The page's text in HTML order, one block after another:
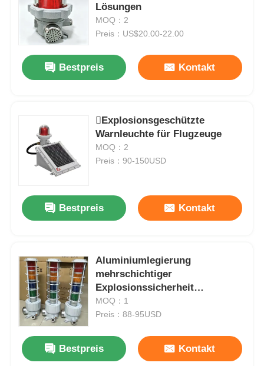
Lösungen
MOQ：2
Preis：US$20.00-22.00
Bestpreis Kontakt
Explosionsgeschützte
Warnleuchte für Flugzeuge
MOQ：2
Preis：90-150USD
Bestpreis Kontakt
Aluminiumlegierung
mehrschichtiger
Explosionssicherheit
Alarmlicht Signallicht mit
Schall
MOQ：1
Preis：88-95USD
Bestpreis Kontakt